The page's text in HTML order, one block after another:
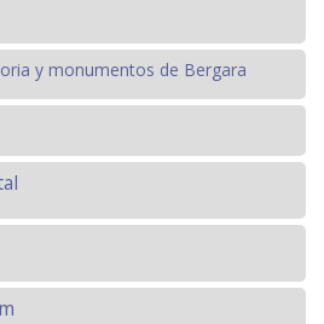
y monumentos de Bergara